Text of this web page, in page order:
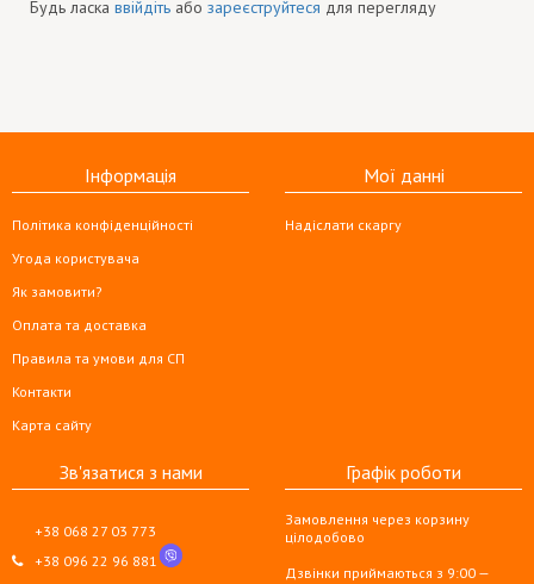
Будь ласка ввійдіть або зареєструйтеся для перегляду
Інформація
Політика конфіденційності
Угода користувача
Як замовити?
Оплата та доставка
Правила та умови для СП
Контакти
Карта сайту
Мої данні
Надіслати скаргу
Зв'язатися з нами
+38 068 27 03 773
+38 096 22 96 881
Графік роботи
Замовлення через корзину
цілодобово
Дзвінки приймаються з 9:00 —